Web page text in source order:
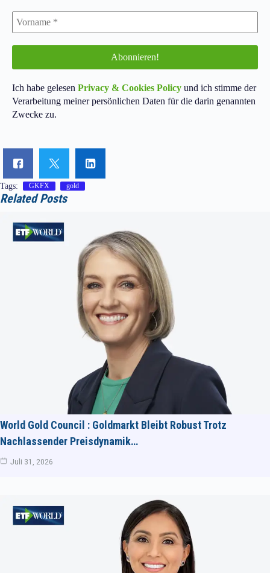
Ich habe gelesen Privacy & Cookies Policy und ich stimme der
Verarbeitung meiner persönlichen Daten für die darin genannten
Zwecke zu.
Tags: GKFX gold
Related Posts
World Gold Council : Goldmarkt Bleibt Robust Trotz
Nachlassender Preisdynamik…
Juli 31, 2026